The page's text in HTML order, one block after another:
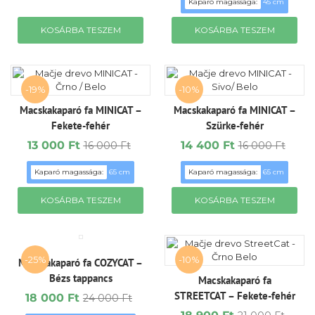
7
000 Ft.
6
300 Ft.
KOSÁRBA TESZEM
was:
12
000 Ft.
is:
10
800 Ft.
KOSÁRBA TESZEM
-19%
Macskakaparó fa MINICAT –
Fekete-fehér
16 000Ft
Original
price
was:
16
000 Ft.
13 000 FtCurrent
price
is:
13
000 Ft.
Kaparó magassága: 65 cm
KOSÁRBA TESZEM
-10%
Macskakaparó fa MINICAT –
Szürke-fehér
16 000Ft
Original
price
was:
16
000 Ft.
14 400 FtCurrent
price
is:
14
400 Ft.
Kaparó magassága: 65 cm
KOSÁRBA TESZEM
-25%
Macskakaparó fa COZYCAT –
Bézs tappancs
24 000Ft
Original
18 000 Ft Current
-10%
Macskakaparó fa
STREETCAT – Fekete-fehér